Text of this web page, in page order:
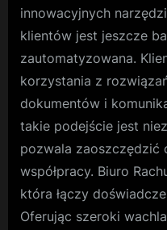
innowacyjnych
klientów jest jeszcze
zautomatyzowana.
korzystania z
dokumentów i
takie podejście jest
pozwala zaoszczędzić
współpracy. Biuro
która łączy
Oferując szeroki